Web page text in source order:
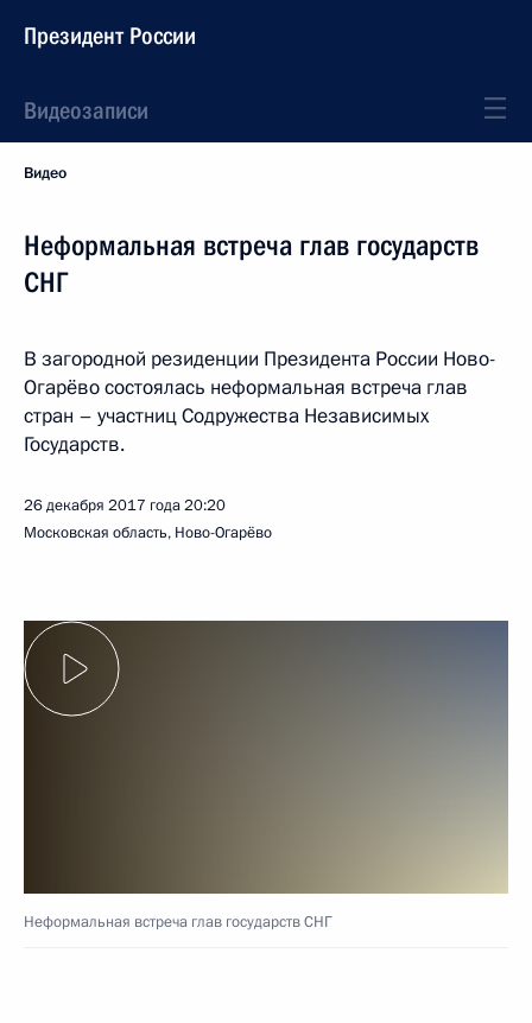
Президент России
Видеозаписи
Видео
Неформальная встреча глав государств
СНГ
В загородной резиденции Президента России Ново-
Огарёво состоялась неформальная встреча глав
стран – участниц Содружества Независимых
Государств.
26 декабря 2017 года20:20
Московская область, Ново-Огарёво
Неформальная встреча глав государств СНГ